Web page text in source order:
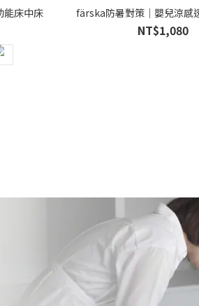
能床中床
färska防暑對策│嬰兒涼感
NT$1,080